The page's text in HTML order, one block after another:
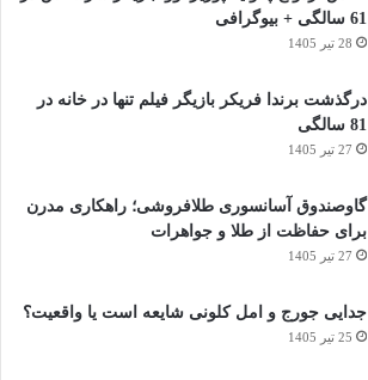
61 سالگی + بیوگرافی
28 تیر 1405
درگذشت برندا فریکر بازیگر فیلم تنها در خانه در
81 سالگی
27 تیر 1405
گاوصندوق آسانسوری طلافروشی؛ راهکاری مدرن
برای حفاظت از طلا و جواهرات
27 تیر 1405
جدایی جورج و امل کلونی شایعه است یا واقعیت؟
25 تیر 1405